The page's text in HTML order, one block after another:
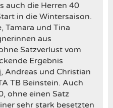
auch die Herren 40
in die Wintersaison.
Tamara und Tina
aus
Satzverlust vom
Ergebnis
Andreas und Christian
TB Beinstein. Auch
ohne einen Satz
sehr stark besetzten